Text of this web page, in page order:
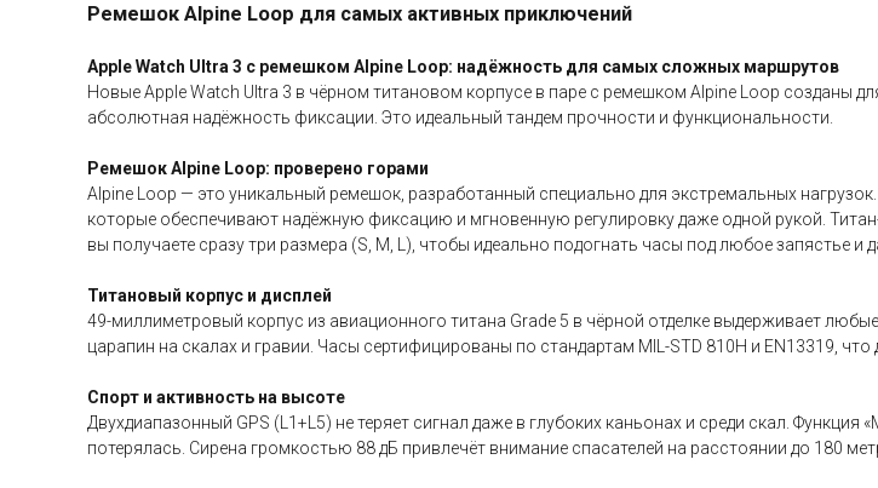
Ремешок Alpine Loop для самых активных приключений
Apple Watch Ultra 3 с ремешком Alpine Loop: надёжность для самых сложных маршрутов
Новые Apple Watch Ultra 3 в чёрном титановом корпусе в паре с ремешком Alpine Loop созданы
абсолютная надёжность фиксации. Это идеальный тандем прочности и функциональности.
Ремешок Alpine Loop: проверено горами
Alpine Loop — это уникальный ремешок, разработанный специально для экстремальных
которые обеспечивают надёжную фиксацию и мгновенную регулировку даже одной рукой.
вы получаете сразу три размера (S, M, L), чтобы идеально подогнать часы под любое запястье и
Титановый корпус и дисплей
49-миллиметровый корпус из авиационного титана Grade 5 в чёрной отделке выдерживает
царапин на скалах и гравии. Часы сертифицированы по стандартам MIL-STD 810H и EN13319,
Спорт и активность на высоте
Двухдиапазонный GPS (L1+L5) не теряет сигнал даже в глубоких каньонах и среди скал.
потерялась. Сирена громкостью 88 дБ привлечёт внимание спасателей на расстоянии до 180